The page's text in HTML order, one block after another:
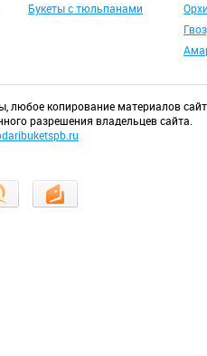
Букеты с тюльпанами
любое копирование материалов
разрешения владельцев сайта.